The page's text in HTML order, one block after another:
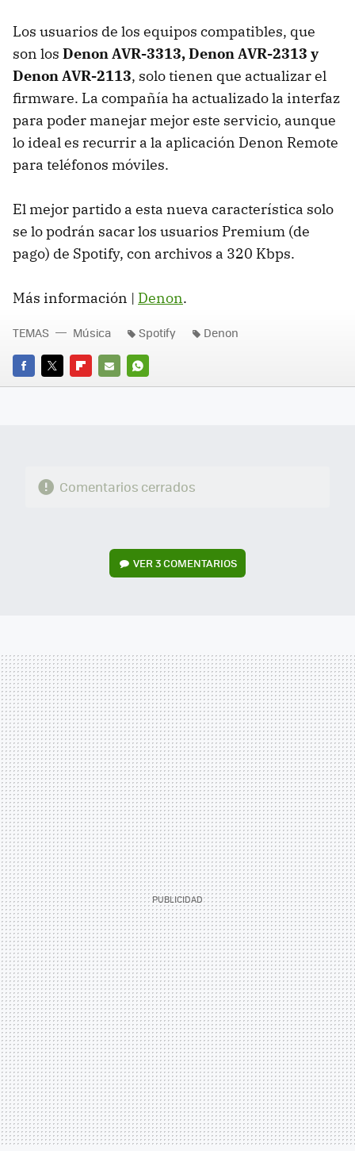
Los usuarios de los equipos compatibles, que
son los DenonAVR-3313, DenonAVR-2313 y
DenonAVR-2113, solo tienen que actualizar el
firmware. La compañía ha actualizado la interfaz
para poder manejar mejor este servicio, aunque
lo ideal es recurrir a la aplicación Denon Remote
para teléfonos móviles.
El mejor partido a esta nueva característica solo
se lo podrán sacar los usuarios Premium (de
pago) de Spotify, con archivos a 320 Kbps.
Más información | Denon.
FACEBOOK
TWITTERFLIPBOARD
E-
WHATSAPP
TEMAS Música Spotify Denon
Comentarios cerrados
VER3 COMENTARIOS